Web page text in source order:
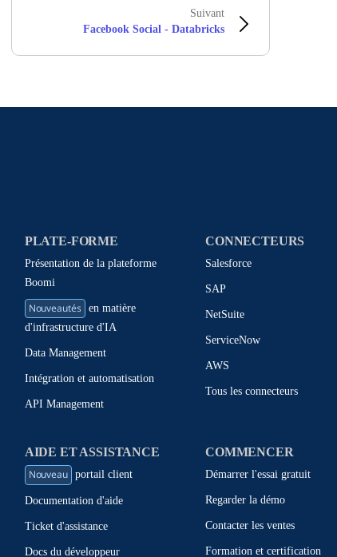
Suivant
Facebook Social - Databricks
PLATE-FORME
Présentation de la plateforme
Boomi
Nouveautés
en matière
d'infrastructure d'IA
Data Management
Intégration et automatisation
API Management
CONNECTEURS
Salesforce
SAP
NetSuite
ServiceNow
AWS
Tous les connecteurs
AIDE ET ASSISTANCE
Nouveau
portail client
Documentation d'aide
Ticket d'assistance
Docs du développeur
COMMENCER
Démarrer l'essai gratuit
Regarder la démo
Contacter les ventes
Formation et certification